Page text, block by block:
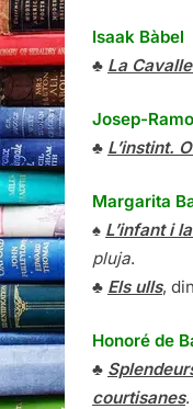
Isaak Bàbel
♣ La
Josep-
♣ L’instint.
Margarita
♠ L’infant i
pluja.
♣ Els ulls,
Honoré de
♣
courtisanes.